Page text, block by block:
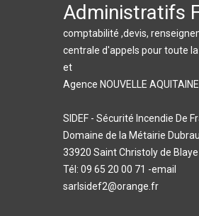
Administratifs
comptabilité ,devis,
centrale d'appels pour toute la
et
Agence NOUVELLE AQUITAINE
SIDEF - Sécurité Incendie De
Domaine de la Métairie
33920 Saint Christoly de Blaye
Tél: 09 65 20 00 71 -email
sarlsidef2@orange.fr